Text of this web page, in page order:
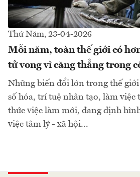
Thứ Năm, 23-04-2026
Mỗi năm, toàn thế giới có
tử vong vì căng thẳng trong
Những biến đổi lớn trong thế
số hóa, trí tuệ nhân tạo, làm việc
thức việc làm mới, đang định
việc tâm lý - xã hội...